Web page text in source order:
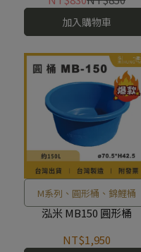
加入購物車
M系列、圓形桶、錦鯉桶
泓米 MB150 圓形桶
NT$1,950